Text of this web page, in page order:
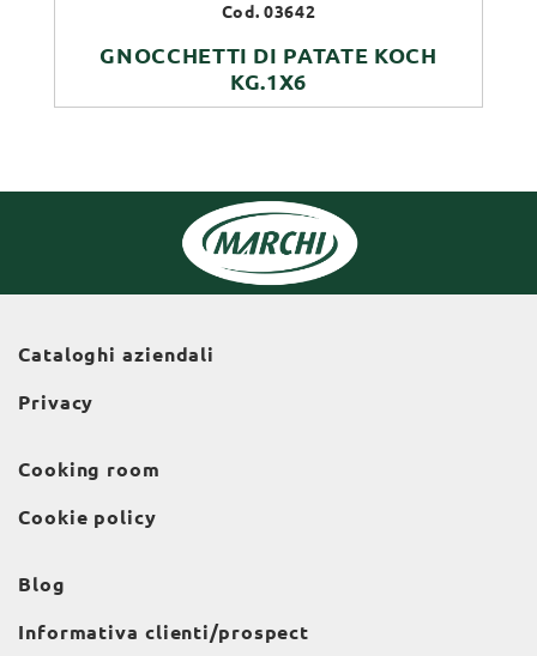
Cod. 03642
GNOCCHETTI DI PATATE KOCH
KG.1X6
Cataloghi aziendali
Privacy
Cooking room
Cookie policy
Blog
Informativa clienti/prospect